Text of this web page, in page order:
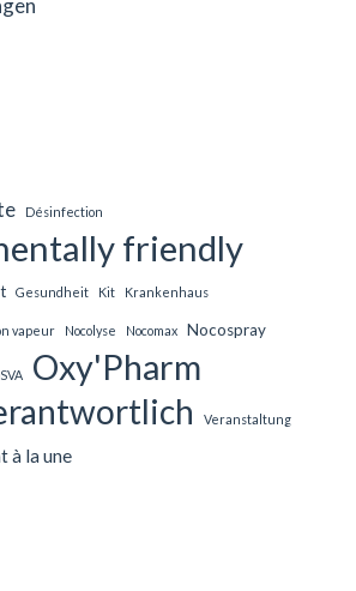
Désinfection
friendly
Gesundheit Kit Krankenhaus
vapeur Nocolyse Nocomax Nocospray
Oxy'Pharm
Veranstaltung
à la une